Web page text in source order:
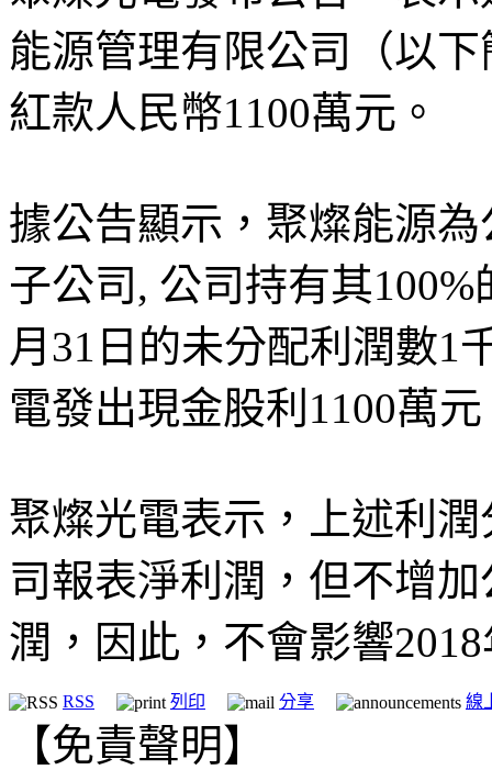
能源管理有限公司（以
紅款人民幣1100萬元。
據公告顯示，聚燦能源
子公司, 公司持有其
月31日的未分配利潤數1
電發出現金股利1100萬
聚燦光電表示，上述利
司報表淨利潤，但不增
潤，因此，不會影響
RSS 列印 分享 線
【免責聲明】